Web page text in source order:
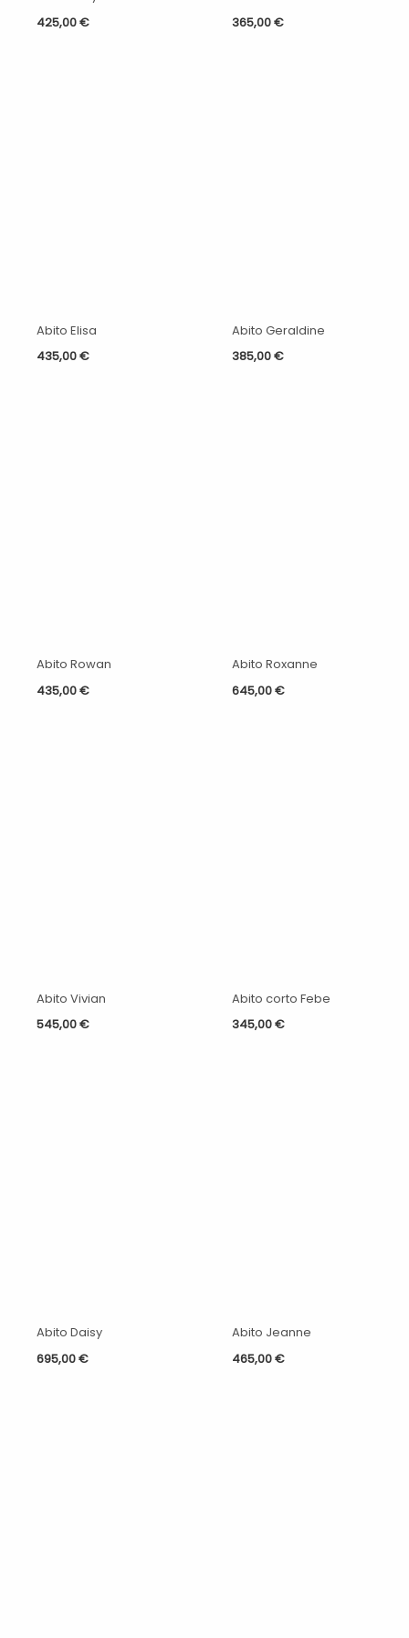
425,00€
365,00€
Abito Elisa
435,00€
Abito Geraldine
385,00€
Abito Rowan
435,00€
Abito Roxanne
645,00€
Abito Vivian
545,00€
Abito corto Febe
345,00€
Abito Daisy
695,00€
Abito Jeanne
465,00€